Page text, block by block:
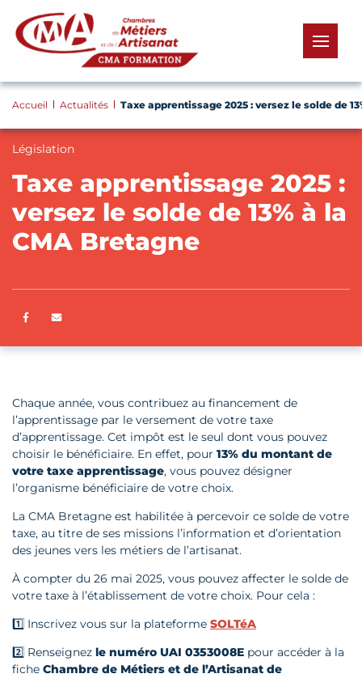
menu
Accueil Actualités Taxe apprentissage 2025 : versez le solde de
Législation
Taxe apprentissage 2025 :
versez le solde de 13% à la
CMA Bretagne
Partager sur Facebook
Chaque année, vous contribuez au financement de
l’apprentissage par le versement de votre taxe
d’apprentissage. Cet impôt est le seul dont vous pouvez
choisir le bénéficiaire. En effet, pour 13% du montant de
votre taxe apprentissage, vous pouvez désigner
l’organisme bénéficiaire de votre choix.
La CMA Bretagne est habilitée à percevoir ce solde de votre
taxe, au titre de ses missions l’information et d’orientation
des jeunes vers les métiers de l’artisanat.
À compter du 26 mai 2025, vous pouvez affecter le solde de
votre taxe à l’établissement de votre choix. Pour cela :
1️⃣ Inscrivez vous sur la plateforme SOLTéA
2️⃣ Renseignez le numéro UAI 0353008E pour accéder à la
fiche Chambre de Métiers et de l’Artisanat de